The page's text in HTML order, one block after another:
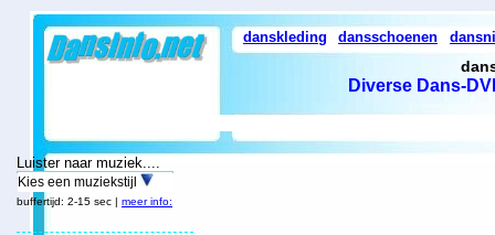
danskleding dansschoenen
Diverse Dans-
Luister naar muziek....
Kies een muziekstijl
buffertijd: 2-15 sec | meer info: